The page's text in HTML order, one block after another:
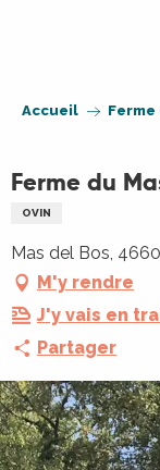
Accueil Ferme
Ferme du
OVIN
Mas del Bos,
M'y rendre
J'y vais en
Partager